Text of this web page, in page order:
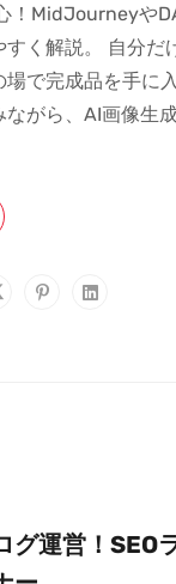
！MidJourneyや
く解説。 自分だ
で完成品を手に
ながら、AI画像生
グ運営！SEO